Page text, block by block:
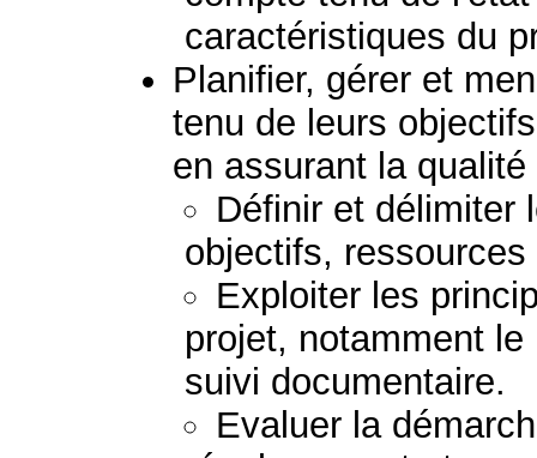
caractéristiques du
Planifier, gérer et
tenu de leurs
en assurant la
Définir et délimiter
objectifs,
Exploiter les
projet, notamment
suivi documentaire.
Evaluer la